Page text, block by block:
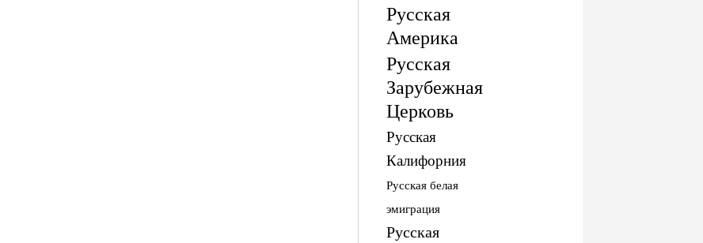
Русская
Америка
Русская
Зарубежная
Церковь
Русская
Калифорния
Русская белая
эмиграция
Русская